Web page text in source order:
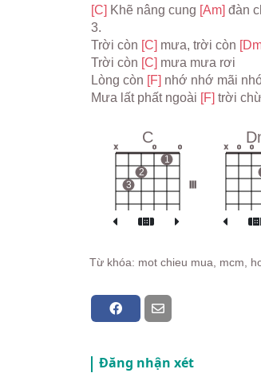
[C] Khẽ nâng cung [Am] đàn
3.
Trời còn [C] mưa, trời còn
Trời còn [C] mưa mưa rơi
Lòng còn [F] nhớ nhớ mãi
Mưa lất phất ngoài [F] trời
C
x
3
2
o
1
o x o o
Từ khóa: mot chieu mua, mcm,
Đăng nhận xét